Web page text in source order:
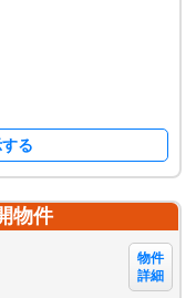
る
物件
物件
詳細